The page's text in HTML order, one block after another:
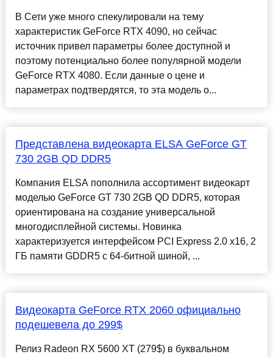
В Сети уже много спекулировали на тему
характеристик GeForce RTX 4090, но сейчас
источник привел параметры более доступной и
поэтому потенциально более популярной модели
GeForce RTX 4080. Если данные о цене и
параметрах подтвердятся, то эта модель о...
Представлена видеокарта ELSA GeForce GT
730 2GB QD DDR5
Компания ELSA пополнила ассортимент видеокарт
моделью GeForce GT 730 2GB QD DDR5, которая
ориентирована на создание универсальной
многодисплейной системы. Новинка
характеризуется интерфейсом PCI Express 2.0 x16, 2
ГБ памяти GDDR5 с 64-битной шиной, ...
Видеокарта GeForce RTX 2060 официально
подешевела до 299$
Релиз Radeon RX 5600 XT (279$) в буквальном